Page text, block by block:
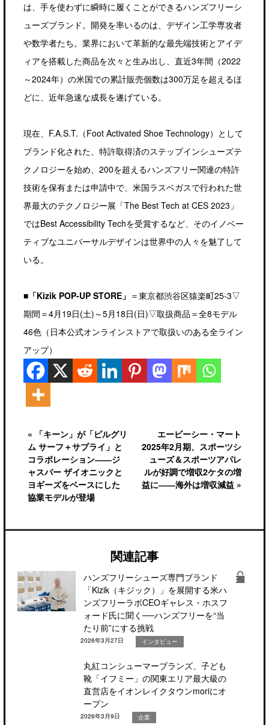
は、手を使わずに瞬時に履くことができるハンズフリーシ
ューズブランド。開発を率いるのは、デザイン工学専攻者
や数学者たち。業界において革新的な最先端技術とアイデ
ィアを搭載した商品を次々と生み出し、直近3年間（2022
～2024年）の米国での累計販売個数は300万足を超えるほ
どに、近年急速な成長を遂げている。
現在、F.A.S.T.（Foot Activated Shoe Technology）として
ブランド化された、特許取得済のステップインシューズテ
クノロジーを始め、200を超えるハンズフリー関連の特許
技術を保有または申請中で、米国ラスベガスで行われた世
界最大のテクノロジー展「The Best Tech at CES 2023」
ではBest Accessibility Techを受賞するなど、そのイノベー
ティブなユニバーサルデザインは世界中の人々を魅了して
いる。
■「Kizik POP-UP STORE」 ＝東京都渋谷区猿楽町25-3▽
期間＝4月19日(土)～5月18日(日)▽取扱商品＝全8モデル
46色（日本公式オンラインストアで取扱いのある全ライン
アップ）
« 「キーン」が「ピルグリ
ム サーフ＋サプライ」と
コラボレーション――ジ
ャスパー ザイオニックと
ヨギーズをベースにした
協業モデルが登場
エービーシー・マート
2025年2月期、スポーツシ
ューズ＆スポーツアパレ
ルが好調で増収2ケタの増
益に――海外は増収減益 »
関連記事
ハンズフリーシューズ専門ブランド
「Kizik（キジック）」を展開する米ハ
ンズフリーラボCEOギャレス・ホスフ
ォード氏に聞く──ハンズフリーを“当
たり前”にする挑戦
2026年3月27日 インタビュー
丸紅コンシューマーブランズ、子ども
靴「イフミー」の関東エリア最大級の
直営店をイオンレイクタウンmoriにオ
ープン
2026年3月9日 企業